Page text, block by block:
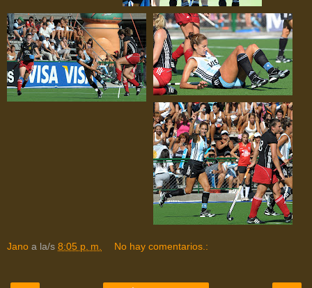
Jano a la/s 8:05 p. m. No hay comentarios.: